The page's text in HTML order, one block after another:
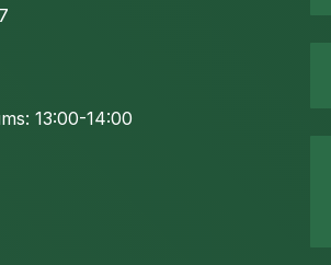
13:00-14:00